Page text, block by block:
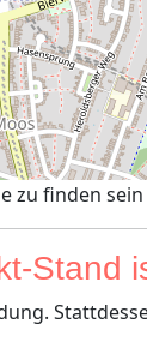
zu finden
Stand